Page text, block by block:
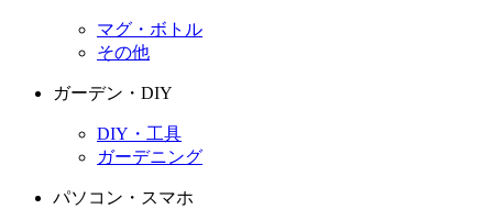
マグ・ボトル
その他
ガーデン・DIY
DIY・工具
ガーデニング
パソコン・スマホ